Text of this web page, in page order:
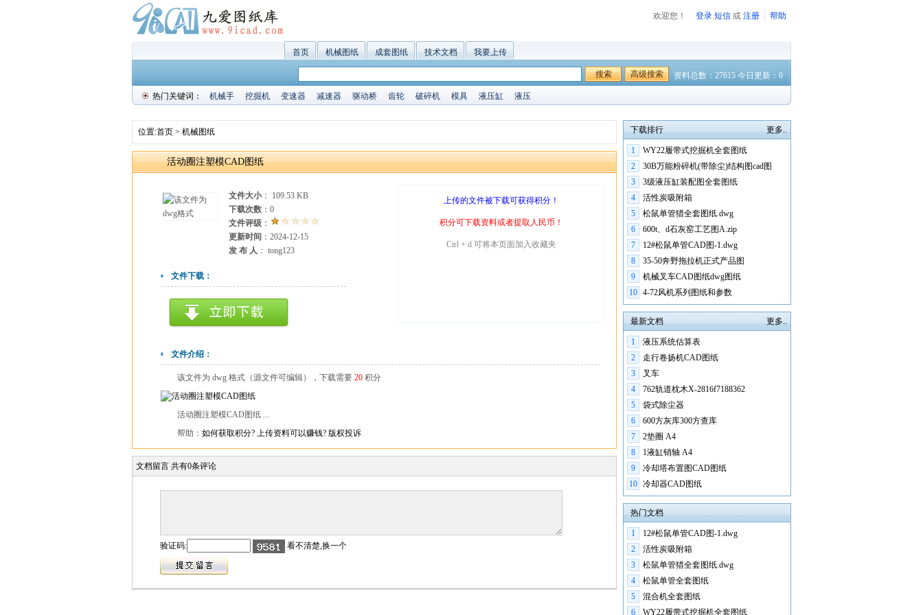
欢迎您！ 登录 短信 或 注册 帮助
首页 机械图纸 成套图纸 技术文档 我要上传
搜索 高级搜索 资料总数：27615 今日更新：0
热门关键词： 机械手 挖掘机 变速器 减速器 驱动桥 齿轮 破碎机 模具 液压缸 液压
位置:首页 > 机械图纸
活动圈注塑模CAD图纸
文件大小： 109.53 KB
下载次数 ： 0
文件评级 ：
更新时间 ：2024-12-15
发 布 人 ： tong123
文件下载：
上传的文件被下载可获得积分！
积分可下载资料或者提取人民币！
Ctrl + d 可将本页面加入收藏夹
文件介绍：
该文件为 dwg 格式（源文件可编辑），下载需要 20 积分
活动圈注塑模CAD图纸 ...
帮助： 如何获取积分? 上传资料可以赚钱? 版权投诉
文档留言 共有0条评论
验证码: 看不清楚,换一个
更多..
下载排行
1
WY22履带式挖掘机全套图纸
2
30B万能粉碎机(带除尘)结构图cad图
3
3级液压缸装配图全套图纸
4
活性炭吸附箱
5
松鼠单管猎全套图纸.dwg
6
600t、d石灰窑工艺图A.zip
7
12#松鼠单管CAD图-1.dwg
8
35-50奔野拖拉机正式产品图
9
机械叉车CAD图纸dwg图纸
10 4-72风机系列图纸和参数
更多..
最新文档
1
液压系统估算表
2
走行卷扬机CAD图纸
3
叉车
4
762轨道枕木X-2816f7188362
5
袋式除尘器
6
600方灰库300方查库
7
2垫圈 A4
8
1液缸销轴 A4
9
冷却塔布置图CAD图纸
10 冷却器CAD图纸
热门文档
1
12#松鼠单管CAD图-1.dwg
2
活性炭吸附箱
3
松鼠单管猎全套图纸.dwg
4
松鼠单管全套图纸
5
混合机全套图纸
6
WY22履带式挖掘机全套图纸